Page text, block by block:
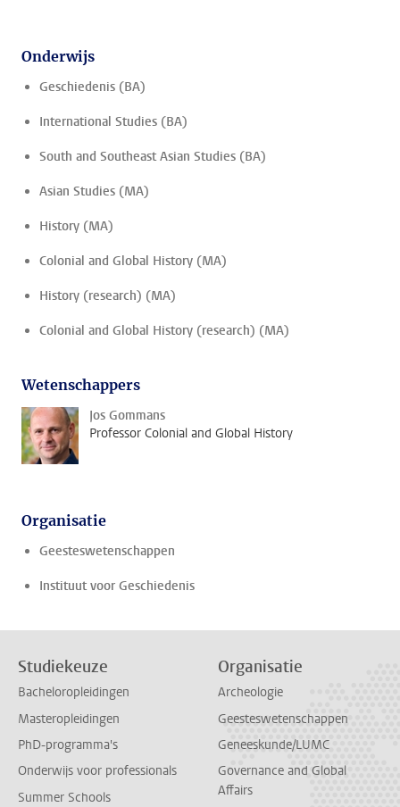
Onderwijs
Geschiedenis (BA)
International Studies (BA)
South and Southeast Asian Studies (BA)
Asian Studies (MA)
History (MA)
Colonial and Global History (MA)
History (research) (MA)
Colonial and Global History (research) (MA)
Wetenschappers
Jos Gommans
Professor Colonial and Global History
Organisatie
Geesteswetenschappen
Instituut voor Geschiedenis
Studiekeuze
Bacheloropleidingen
Masteropleidingen
PhD-programma's
Onderwijs voor professionals
Summer Schools
Organisatie
Archeologie
Geesteswetenschappen
Geneeskunde/LUMC
Governance and Global
Affairs